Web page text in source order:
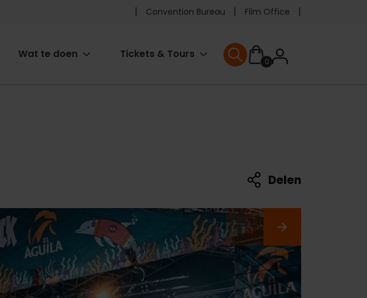
Pre
header
Convention Bureau Film Office
Wat te doen Tickets & Tours
0User
User menu
Delen